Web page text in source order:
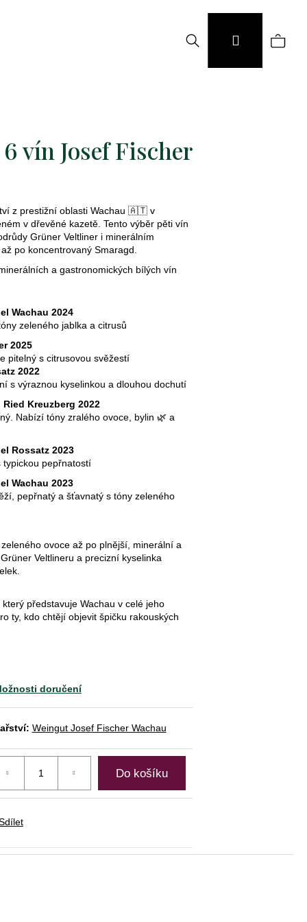
Hledat Přihlášení
vín Josef Fischer
z prestižní oblasti Wachau 🇦🇹 v
v dřevěné kazetě. Tento výběr pěti vín
Grüner Veltliner i minerálním
po koncentrovaný Smaragd.
a gastronomických bílých vín
Wachau 2024
zeleného jablka a citrusů
2025
pitelný s citrusovou svěžestí
2022
s výraznou kyselinkou a dlouhou dochutí
Kreuzberg 2022
Nabízí tóny zralého ovoce, bylin 🌿 a
Rossatz 2023
typickou pepřnatostí
Wachau 2023
pepřnatý a šťavnatý s tóny zeleného
ovoce až po plnější, minerální a
Veltlineru a precizní kyselinka
představuje Wachau v celé jeho
ty, kdo chtějí objevit špičku rakouských
doručení
Weingut Josef Fischer Wachau
Do košíku